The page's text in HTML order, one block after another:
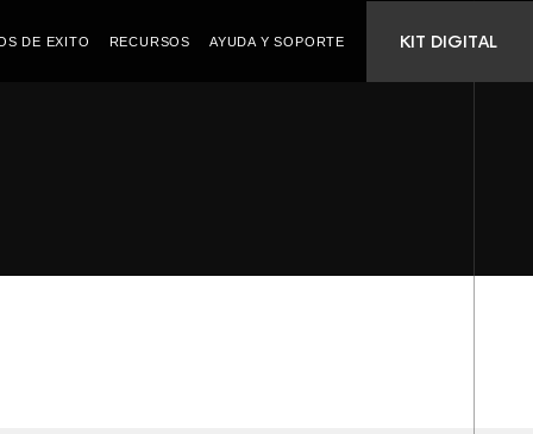
DE EXITO RECURSOS AYUDA Y SOPORTE KIT DIGITAL